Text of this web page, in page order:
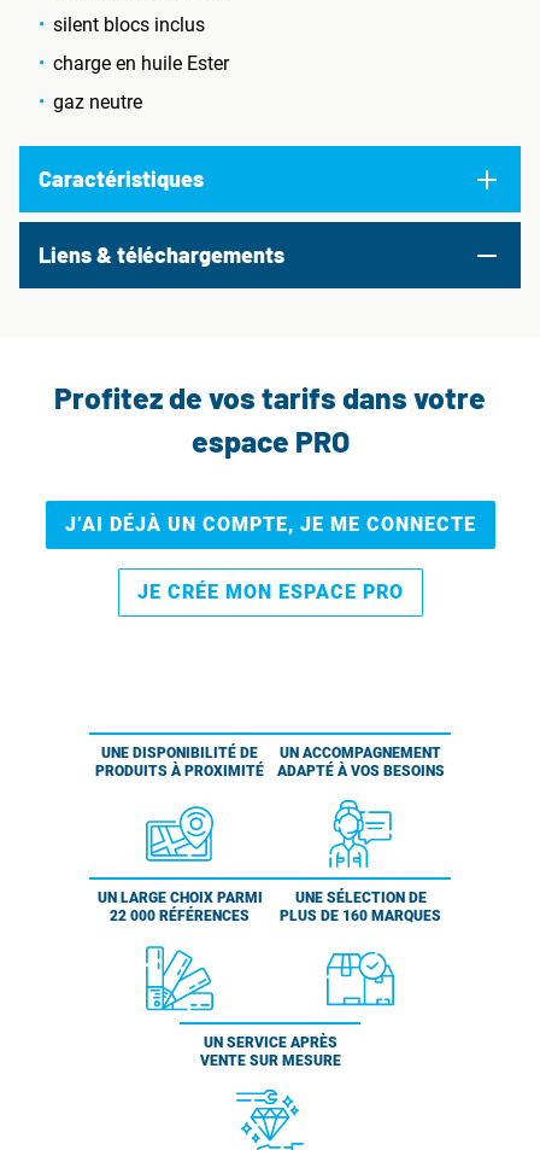
silent blocs inclus
charge en huile Ester
gaz neutre
Caractéristiques
Liens & téléchargements
Profitez de vos tarifs dans votre
espace PRO
J’AI DÉJÀ UN COMPTE, JE ME CONNECTE
JE CRÉE MON ESPACE PRO
UNE DISPONIBILITÉ DE
PRODUITS À PROXIMITÉ
UN ACCOMPAGNEMENT
ADAPTÉ À VOS BESOINS
UN LARGE CHOIX PARMI
22 000 RÉFÉRENCES
UNE SÉLECTION DE
PLUS DE 160 MARQUES
UN SERVICE APRÈS
VENTE SUR MESURE